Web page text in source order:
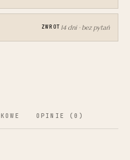
ZWROT 14 dni · bez pytań
OPINIE (0)